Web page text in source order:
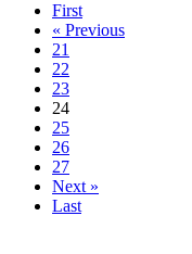
First
« Previous
21
22
23
24
25
26
27
Next »
Last